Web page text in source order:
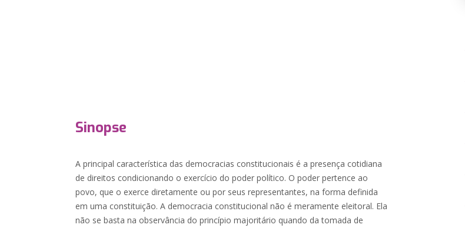
Sinopse
A principal característica das democracias constitucionais é a presença cotidiana
de direitos condicionando o exercício do poder político. O poder pertence ao
povo, que o exerce diretamente ou por seus representantes, na forma definida
em uma constituição. A democracia constitucional não é meramente eleitoral. Ela
não se basta na observância do princípio majoritário quando da tomada de